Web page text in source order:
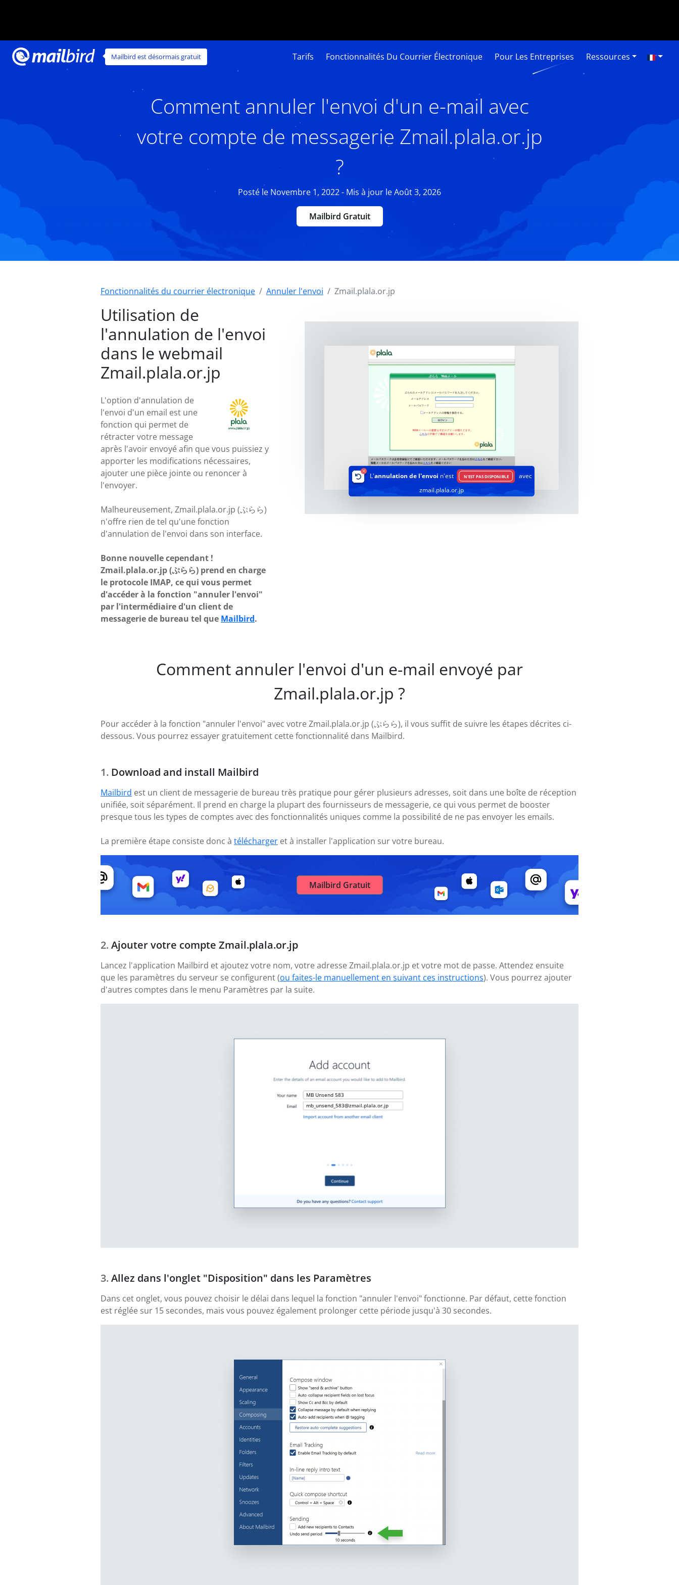
Mailbird est désormais gratuit Tarifs Fonctionnalités Du Courrier Électronique Pour Les Entreprises Ressources
Comment annuler l'envoi d'un e-mail avec
votre compte de messagerie Zmail.plala.or.jp
?
Posté le Novembre 1, 2022 - Mis à jour le Août 3, 2026
Mailbird Gratuit
Fonctionnalités du courrier électronique Annuler l'envoi Zmail.plala.or.jp
Utilisation de
l'annulation de l'envoi
dans le webmail
Zmail.plala.or.jp
L'option d'annulation de
l'envoi d'un email est une
fonction qui permet de
rétracter votre message
après l'avoir envoyé afin que vous puissiez y
apporter les modifications nécessaires,
ajouter une pièce jointe ou renoncer à
l'envoyer.
Malheureusement, Zmail.plala.or.jp (ぷらら)
n'offre rien de tel qu'une fonction
d'annulation de l'envoi dans son interface.
Bonne nouvelle cependant !
Zmail.plala.or.jp (ぷらら) prend en charge
le protocole IMAP, ce qui vous permet
d'accéder à la fonction "annuler l'envoi"
par l'intermédiaire d'un client de
messagerie de bureau tel que Mailbird.
L'annulation de l'envoi n'est N'EST PAS DISPONIBLE
avec
zmail.plala.or.jp
Comment annuler l'envoi d'un e-mail envoyé par
Zmail.plala.or.jp ?
Pour accéder à la fonction "annuler l'envoi" avec votre Zmail.plala.or.jp (ぷらら), il vous suffit de suivre les étapes décrites ci-
dessous. Vous pourrez essayer gratuitement cette fonctionnalité dans Mailbird.
Download and install Mailbird
Mailbird est un client de messagerie de bureau très pratique pour gérer plusieurs adresses, soit dans une boîte de réception
unifiée, soit séparément. Il prend en charge la plupart des fournisseurs de messagerie, ce qui vous permet de booster
presque tous les types de comptes avec des fonctionnalités uniques comme la possibilité de ne pas envoyer les emails.
La première étape consiste donc à télécharger et à installer l'application sur votre bureau.
Mailbird Gratuit
Ajouter votre compte Zmail.plala.or.jp
Lancez l'application Mailbird et ajoutez votre nom, votre adresse Zmail.plala.or.jp et votre mot de passe. Attendez ensuite
que les paramètres du serveur se configurent (ou faites-le manuellement en suivant ces instructions). Vous pourrez ajouter
d'autres comptes dans le menu Paramètres par la suite.
MB Unsend 583
mb_unsend_583@zmail.plala.or.jp
Allez dans l'onglet "Disposition" dans les Paramètres
Dans cet onglet, vous pouvez choisir le délai dans lequel la fonction "annuler l'envoi" fonctionne. Par défaut, cette fonction
est réglée sur 15 secondes, mais vous pouvez également prolonger cette période jusqu'à 30 secondes.